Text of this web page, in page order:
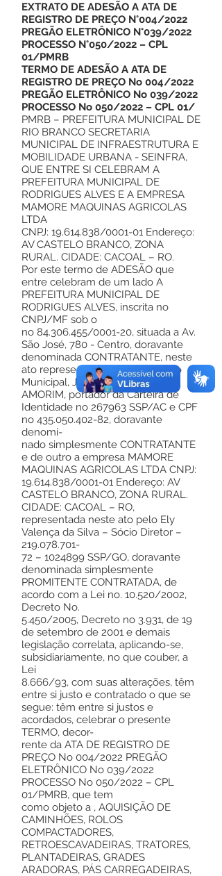
EXTRATO DE ADESÃO A ATA DE
REGISTRO DE PREÇO N°004/2022
PREGÃO ELETRÔNICO N°039/2022
PROCESSO N°050/2022 – CPL
01/PMRB
TERMO DE ADESÃO A ATA DE
REGISTRO DE PREÇO No 004/2022
PREGÃO ELETRÔNICO No 039/2022
PROCESSO No 050/2022 – CPL 01/
PMRB – PREFEITURA MUNICIPAL DE
RIO BRANCO SECRETARIA
MUNICIPAL DE INFRAESTRUTURA E
MOBILIDADE URBANA - SEINFRA,
QUE ENTRE SI CELEBRAM A
PREFEITURA MUNICIPAL DE
RODRIGUES ALVES E A EMPRESA
MAMORE MAQUINAS AGRICOLAS
LTDA
CNPJ: 19.614.838/0001-01 Endereço:
AV CASTELO BRANCO, ZONA
RURAL. CIDADE: CACOAL – RO.
Por este termo de ADESÃO que
entre celebram de um lado A
PREFEITURA MUNICIPAL DE
RODRIGUES ALVES, inscrita no
CNPJ/MF sob o
no 84.306.455/0001-20, situada a Av.
São José, 780 - Centro, doravante
denominada CONTRATANTE, neste
ato representada pelo Sr. Prefeito
Municipal, JAILSON PONTES DE
AMORIM, portador da Carteira de
Identidade no 267963 SSP/AC e CPF
no 435.050.402-82, doravante
denomi-
nado simplesmente CONTRATANTE
e de outro a empresa MAMORE
MAQUINAS AGRICOLAS LTDA CNPJ:
19.614.838/0001-01 Endereço: AV
CASTELO BRANCO, ZONA RURAL.
CIDADE: CACOAL – RO,
representada neste ato pelo Ely
Valença da Silva – Sócio Diretor –
219.078.701-
72 – 1024899 SSP/GO, doravante
denominada simplesmente
PROMITENTE CONTRATADA, de
acordo com a Lei no. 10.520/2002,
Decreto No.
5.450/2005, Decreto no 3.931, de 19
de setembro de 2001 e demais
legislação correlata, aplicando-se,
subsidiariamente, no que couber, a
Lei
8.666/93, com suas alterações, têm
entre si justo e contratado o que se
segue: têm entre si justos e
acordados, celebrar o presente
TERMO, decor-
rente da ATA DE REGISTRO DE
PREÇO No 004/2022 PREGÃO
ELETRÔNICO No 039/2022
PROCESSO No 050/2022 – CPL
01/PMRB, que tem
como objeto a , AQUISIÇÃO DE
CAMINHÕES, ROLOS
COMPACTADORES,
RETROESCAVADEIRAS, TRATORES,
PLANTADEIRAS, GRADES
ARADORAS, PÁS CARREGADEIRAS,